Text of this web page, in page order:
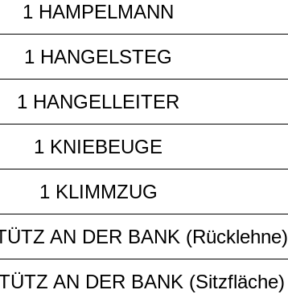
1 HAMPELMANN
1 HANGELSTEG
1 HANGELLEITER
1 KNIEBEUGE
1 KLIMMZUG
AN DER BANK (Rücklehne)
AN DER BANK (Sitzfläche)